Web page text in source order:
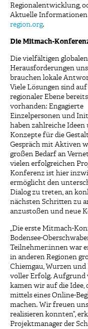
Regionalentwicklung,
Aktuelle
region.org.
Die Mitmach-
Die vielfältigen globalen
Herausforderungen
brauchen lokale
Viele Lösungen sind auf
regionaler Ebene bereits
vorhanden: Engagierte
Einzelpersonen und
haben zahlreiche Ideen
Konzepte für die
Gespräch mit Aktiven
großen Bedarf an
vielen erfolgreichen
Konferenz ist hier
ermöglicht den
Dialog zu treten, an
nächsten Schritten zu
anzustoßen und neue
„Die erste Mitmach-
Bodensee-
Teilnehmer:innen war
in anderen Regionen
Chiemgau, Wurzen
voller Erfolg. Aufgrund
kamen wir auf die
mittels eines Online-
machen. Wir freuen
realisieren konnten“,
Projektmanager der